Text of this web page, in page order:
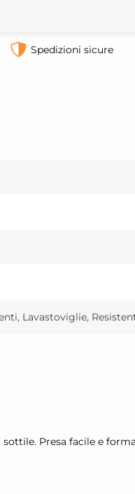
Spedizioni sicure
Lavastoviglie,
Presa facile e